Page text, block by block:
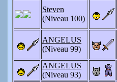
Steven
(Niveau 100)
ANGELUS
(Niveau 99)
ANGELUS
(Niveau 93)